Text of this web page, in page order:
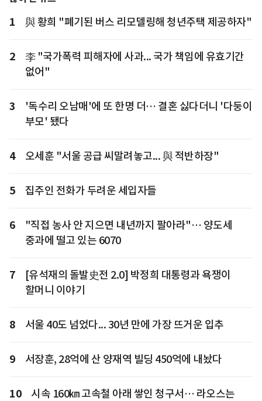
1 與 황희 "폐기된 버스 리모델링해 청년주택 제공하자"
2
李 "국가폭력 피해자에 사과... 국가 책임에 유효기간
없어"
3
'독수리 오남매'에 또 한명 더… 결혼 싫다더니 '다둥이
부모' 됐다
4 오세훈 "서울 공급 씨말려놓고... 與 적반하장"
5 집주인 전화가 두려운 세입자들
6
"직접 농사 안 지으면 내년까지 팔아라"… 양도세
중과에 떨고 있는 6070
7
[유석재의 돌발史전 2.0] 박정희 대통령과 욕쟁이
할머니 이야기
8 서울 40도 넘었다... 30년 만에 가장 뜨거운 입추
9 서장훈, 28억에 산 양재역 빌딩 450억에 내놨다
10
시속 160㎞ 고속철 아래 쌓인 청구서… 라오스는